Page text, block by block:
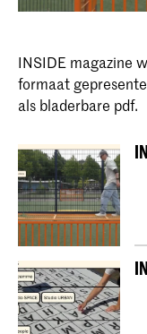
INSIDE magazine
formaat
als bladerbare pdf.